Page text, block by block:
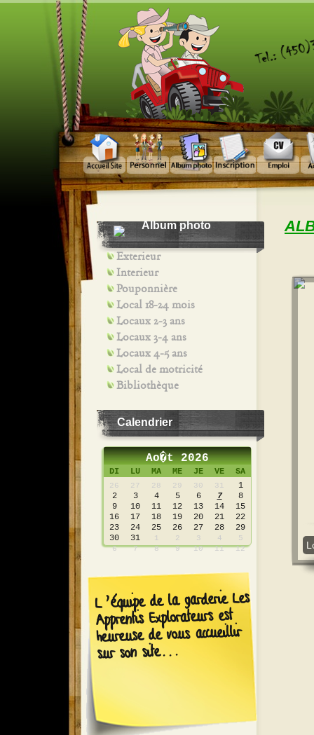
Album photo
Exterieur
Interieur
Pouponnière
Local 18-24 mois
Locaux 2-3 ans
Locaux 3-4 ans
Locaux 4-5 ans
Local de motricité
Bibliothèque
Calendrier
Ao�t 2026
DI LU MA ME JE VE SA
26 27 28 29 30 31
1
2
3 4 5 6 7
8
9
10 11 12 13 14
15
16
17 18 19 20 21
22
23
24 25 26 27 28
29
30
31 1 2 3 4
5
6
7 8 9 10 11 12
L’équipe de la garderie Les
Apprentis Explorateurs est
heureuse de vous accueillir
sur son site...
Local Bleu Royal